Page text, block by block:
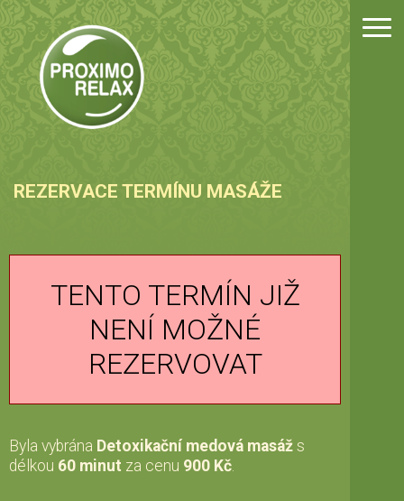
REZERVACE TERMÍNU MASÁŽE
TENTO TERMÍN JIŽ
NENÍ MOŽNÉ
REZERVOVAT
Byla vybrána Detoxikační medová masáž s
délkou 60 minut za cenu 900 Kč